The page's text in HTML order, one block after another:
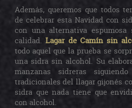
Además, queremos que todos
de celebrar esta Navidad con
con una alternativa
calidad.Lagar de Camín sin
todo aquel que la prueba se
una sidra sin alcohol. Su
manzanas sidreras
tradicionales del llagar gijonés
sidra que nada tiene que
con alcohol.